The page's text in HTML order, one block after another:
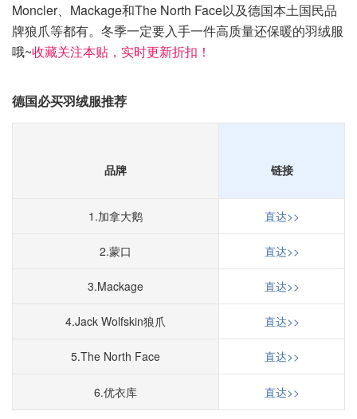
Moncler、Mackage和The North Face以及德国本土国民品
牌狼爪等都有。冬季一定要入手一件高质量还保暖的羽绒服
哦~收藏关注本贴，实时更新折扣！
德国必买羽绒服推荐
品牌 链接
1.加拿大鹅 直达>>
2.蒙口 直达>>
3.Mackage 直达>>
4.Jack Wolfskin狼爪 直达>>
5.The North Face 直达>>
6.优衣库 直达>>